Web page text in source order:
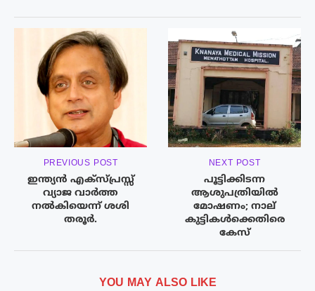
PREVIOUS POST
ഇന്ത്യന്‍ എക്‌സ്പ്രസ്സ്
വ്യാജ വാര്‍ത്ത
നല്‍കിയെന്ന് ശശി
തരൂര്‍.
NEXT POST
പൂട്ടിക്കിടന്ന
ആശുപത്രിയിൽ
മോഷണം; നാല്
കുട്ടികൾക്കെതിരെ
കേസ്
YOU MAY ALSO LIKE